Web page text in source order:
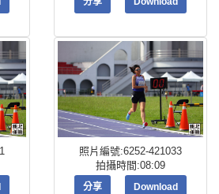
照片編號:6252-421033
拍攝時間:08:09
分享 Download